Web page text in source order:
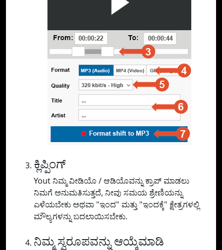
ಕ್ಲಿಪ್ಪಿಂಗ್
Yout ನಿಮ್ಮ ವೀಡಿಯೊ / ಆಡಿಯೊವನ್ನು ಕ್ರಾಪ್ ಮಾಡಲು
ನಿಮಗೆ ಅನುಮತಿಸುತ್ತದೆ, ನೀವು ಸಮಯ ಶ್ರೇಣಿಯನ್ನು
ಎಳೆಯಬೇಕು ಅಥವಾ "ಇಂದ" ಮತ್ತು "ಇಂದಕ್ಕೆ" ಕ್ಷೇತ್ರಗಳಲ್ಲಿ
ಮೌಲ್ಯಗಳನ್ನು ಬದಲಾಯಿಸಬೇಕು.
ನಿಮ್ಮ ಸ್ವರೂಪವನ್ನು ಆಯ್ಕೆಮಾಡಿ